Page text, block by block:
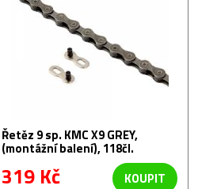
Řetěz 9 sp. KMC X9 GREY,
(montážní balení), 118čl.
319 Kč KOUPIT